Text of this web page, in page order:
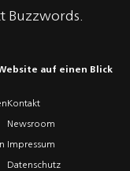
Buzzwords.
auf einen Blick
Kontakt
Newsroom
Impressum
Datenschutz